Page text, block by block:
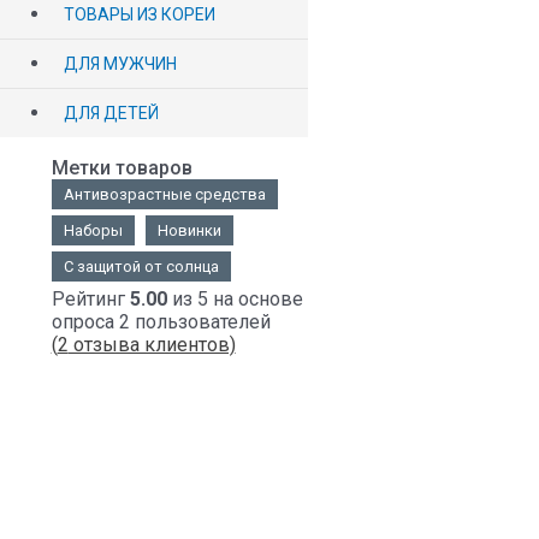
ТОВАРЫ ИЗ КОРЕИ
ДЛЯ МУЖЧИН
ДЛЯ ДЕТЕЙ
Метки товаров
Антивозрастные средства
Наборы
Новинки
С защитой от солнца
Рейтинг 5.00из 5 на основе
опроса 2 пользователей
(2 отзыва клиентов)